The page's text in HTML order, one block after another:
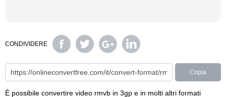
CONDIVIDERE
Copia
È possibile convertire video rmvb in 3gp e in molti altri formati